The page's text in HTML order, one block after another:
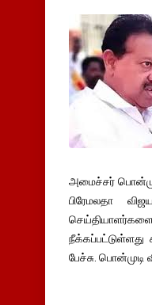
அமைச்சர்
பிரேமலதா
பேச்சு.